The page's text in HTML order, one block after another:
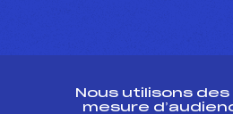
Nous utilisons
mesure